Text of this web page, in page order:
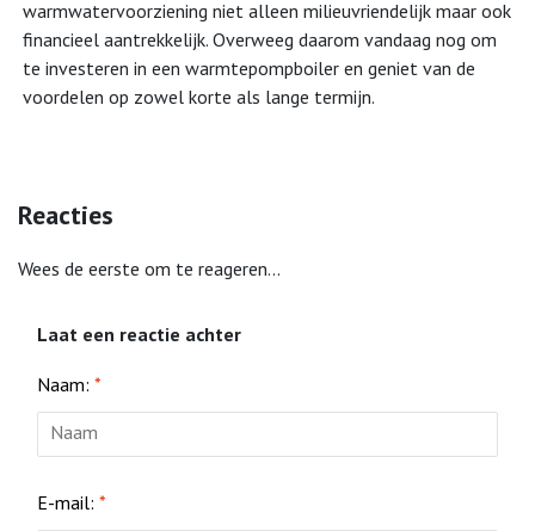
warmwatervoorziening niet alleen milieuvriendelijk maar ook
financieel aantrekkelijk. Overweeg daarom vandaag nog om
te investeren in een warmtepompboiler en geniet van de
voordelen op zowel korte als lange termijn.
Reacties
Wees de eerste om te reageren...
Laat een reactie achter
Naam: *
E-mail: *
×
Bouwvak
slechter bereikbaar. Daarnaast zullen
worden aangegeven. Mocht u vragen hebben